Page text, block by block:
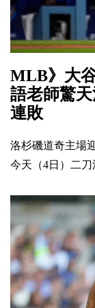
MLB》大
語老師驚
連敗
洛杉磯道奇主場
今天（4日）二刀